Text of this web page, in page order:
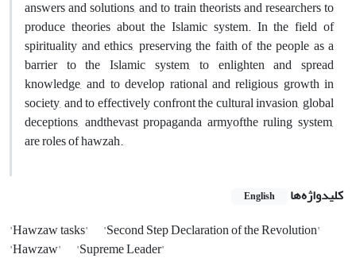
answers and solutions, and to train theorists and researchers to
produce theories about the Islamic system. In the field of
spirituality and ethics, preserving the faith of the people as a
barrier to the Islamic system, to enlighten and spread
knowledge, and to develop rational and religious growth in
society, and to effectively confront the cultural invasion, global
deceptions, andthevast propaganda armyofthe ruling system,
are roles of hawzah.
کلیدواژه‌ها English
'Hawzaw tasks'
'Second Step Declaration of the Revolution'
'Hawzaw'
'Supreme Leader'